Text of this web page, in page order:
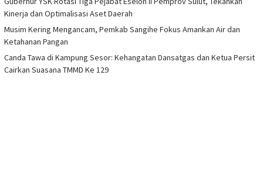
Kinerja dan Optimalisasi Aset Daerah
Musim Kering Mengancam, Pemkab Sangihe Fokus Amankan Air dan
Ketahanan Pangan
Canda Tawa di Kampung Sesor: Kehangatan Dansatgas dan Ketua Persit
Cairkan Suasana TMMD Ke 129